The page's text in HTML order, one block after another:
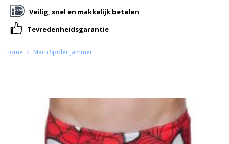
Veilig, snel en makkelijk betalen
Tevredenheidsgarantie
Home Maru Spider Jammer